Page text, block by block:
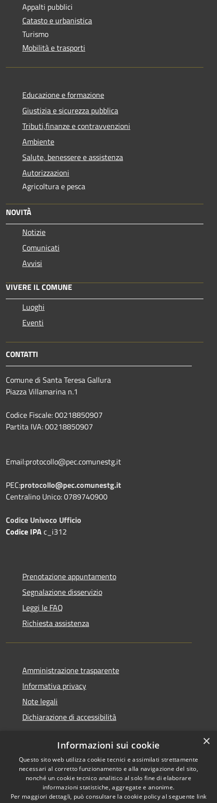
Appalti pubblici
Catasto e urbanistica
Turismo
Mobilità e trasporti
Educazione e formazione
Giustizia e sicurezza pubblica
Tributi,finanze e contravvenzioni
Ambiente
Salute, benessere e assistenza
Autorizzazioni
Agricoltura e pesca
NOVITÀ
Notizie
Comunicati
Avvisi
VIVERE IL COMUNE
Luoghi
Eventi
CONTATTI
Comune di Santa Teresa Gallura
Piazza Villamarina n.1
Codice Fiscale: 00218850907
Partita IVA: 00218850907
Email:protocollo@pec.comunestg.it
PEC:protocollo@pec.comunestg.it
Centralino Unico: 0789740900
Codice Univoco Ufficio
Codice IPAc_i312
Prenotazione appuntamento
Segnalazione disservizio
Leggi le FAQ
Richiesta assistenza
Amministrazione trasparente
Informativa privacy
Note legali
Dichiarazione di accessibilità
RSS
Accessibilità
Copyright © 2026 • Comune di
Santa Teresa Gallura •
Powered byMunicipium
×
Informazioni sui cookie
Questo sito web utilizza cookie tecnici e assimilati strettamente
necessari al corretto funzionamento e alla navigazione del sito,
nonché un cookie tecnico analitico al solo fine di elaborare
informazioni statistiche, aggregate e anonime.
Per maggiori dettagli, può consultare la cookie policy al seguente link